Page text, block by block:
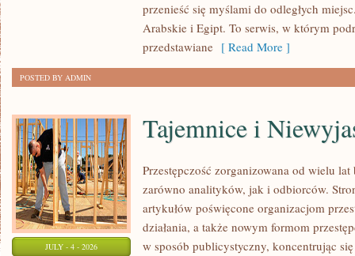
przenieść się myślami do odległych
Arabskie i Egipt. To serwis, w którym
przedstawiane [ Read More ]
POSTED BY ADMIN
JULY - 4 - 2026
Tajemnice i
Przestępczość zorganizowana od wielu
zarówno analityków, jak i odbiorców.
artykułów poświęcone organizacjom
działania, a także nowym formom
w sposób publicystyczny, koncentrując